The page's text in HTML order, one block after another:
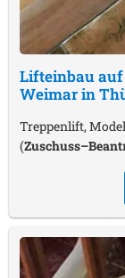
Lifteinbau auf
Weimar in
Treppenlift,
(